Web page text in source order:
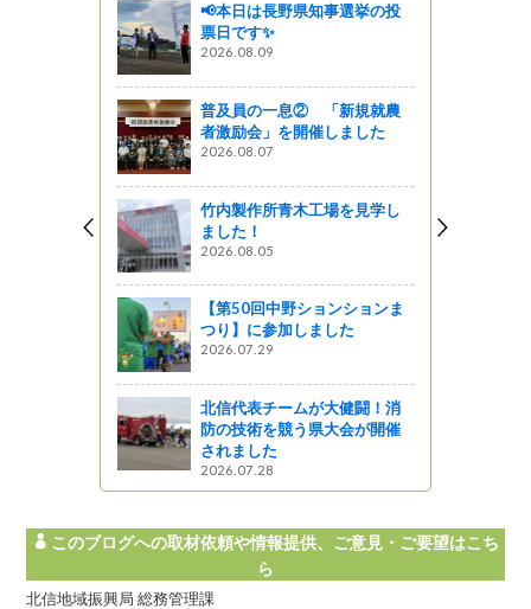
📢本日は長野県知事選挙の投
票日です✨
2026.08.09
普及員の一息② 「新規就農
者激励会」を開催しました
2026.08.07
竹内製作所青木工場を見学し
ました！
2026.08.05
【第50回中野ションションま
つり】に参加しました
2026.07.29
北信代表チームが大健闘！消
防の技術を競う県大会が開催
されました
2026.07.28
このブログへの取材依頼や情報提供、ご意見・ご要望はこち
ら
北信地域振興局 総務管理課